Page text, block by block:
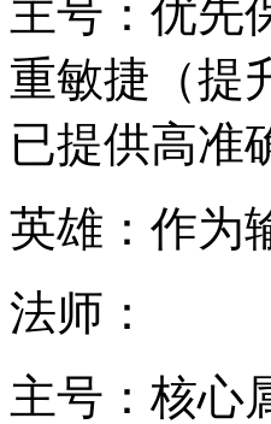
主号：优先
重敏捷（提
已提供高准
英雄：作为
法师：
主号：核心